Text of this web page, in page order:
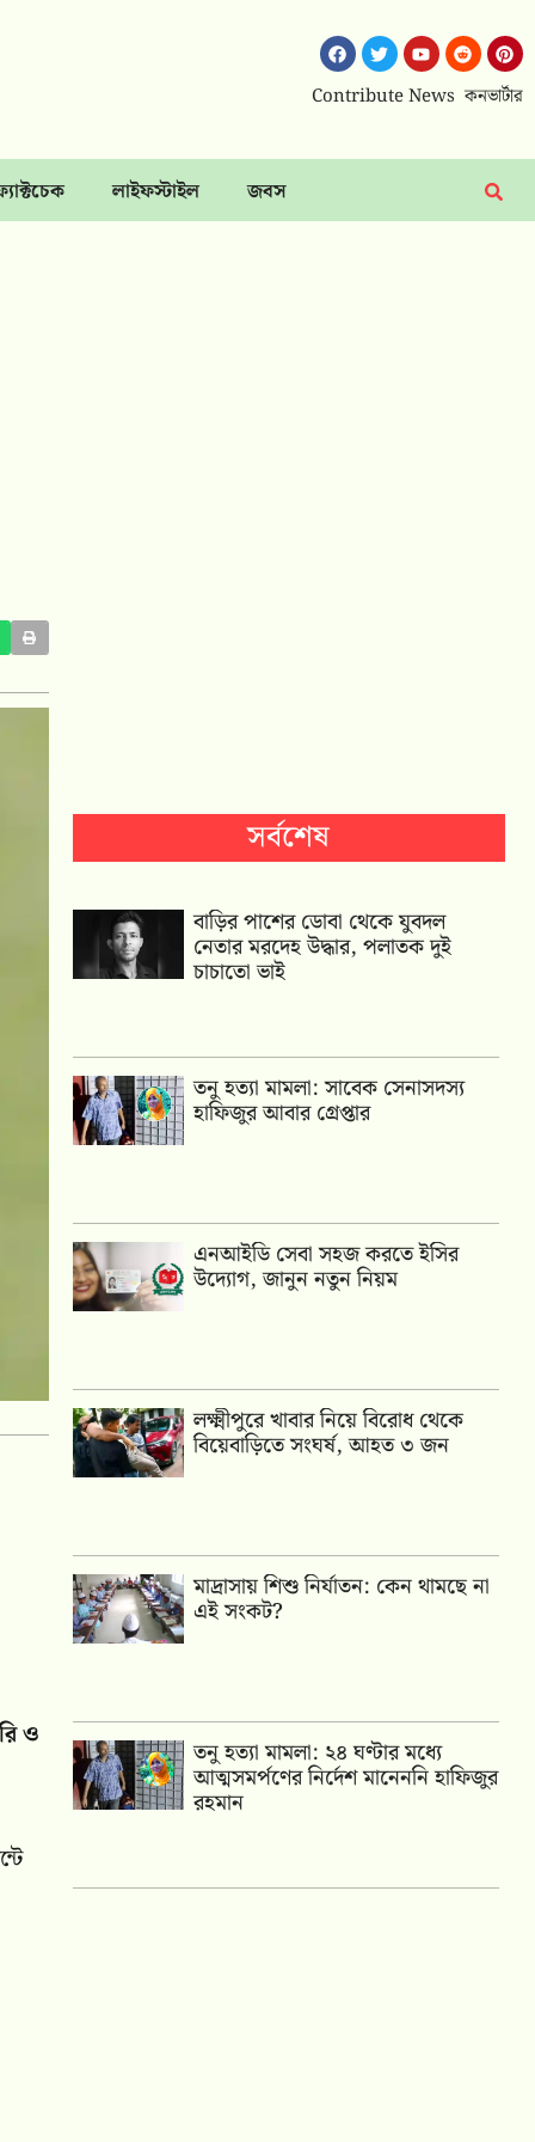
Contribute News কনভার্টার
লাইফস্টাইল জবস
ও
সর্বশেষ
বাড়ির পাশের ডোবা থেকে যুবদল
নেতার মরদেহ উদ্ধার, পলাতক দুই
চাচাতো ভাই
তনু হত্যা মামলা: সাবেক সেনাসদস্য
হাফিজুর আবার গ্রেপ্তার
এনআইডি সেবা সহজ করতে ইসির
উদ্যোগ, জানুন নতুন নিয়ম
লক্ষ্মীপুরে খাবার নিয়ে বিরোধ থেকে
বিয়েবাড়িতে সংঘর্ষ, আহত ৩ জন
মাদ্রাসায় শিশু নির্যাতন: কেন থামছে না
এই সংকট?
তনু হত্যা মামলা: ২৪ ঘণ্টার মধ্যে
আত্মসমর্পণের নির্দেশ মানেননি হাফিজুর
রহমান